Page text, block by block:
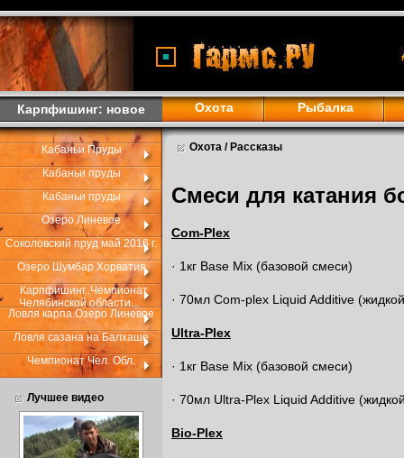
Карпфишинг: новое Охота Рыбалка
Кабаньи Пруды
Кабаньи пруды
Кабаньи пруды
Озеро Линевое
Соколовский пруд май 2016 г.
Озеро Шумбар Хорватия
Карпфишинг..Чемпионат
Челябинской области...
Ловля карпа.Озеро Линевое
Ловля сазана на Балхаше
Чемпионат Чел. Обл.
Лучшее видео
Охота / Рассказы
Смеси для катания
Com-Plex
· 1кг Base Mix (базовой смеси)
· 70мл Com-plex Liquid Additive
Ultra-Plex
· 1кг Base Mix (базовой смеси)
· 70мл Ultra-Plex Liquid Additive
Bio-Plex